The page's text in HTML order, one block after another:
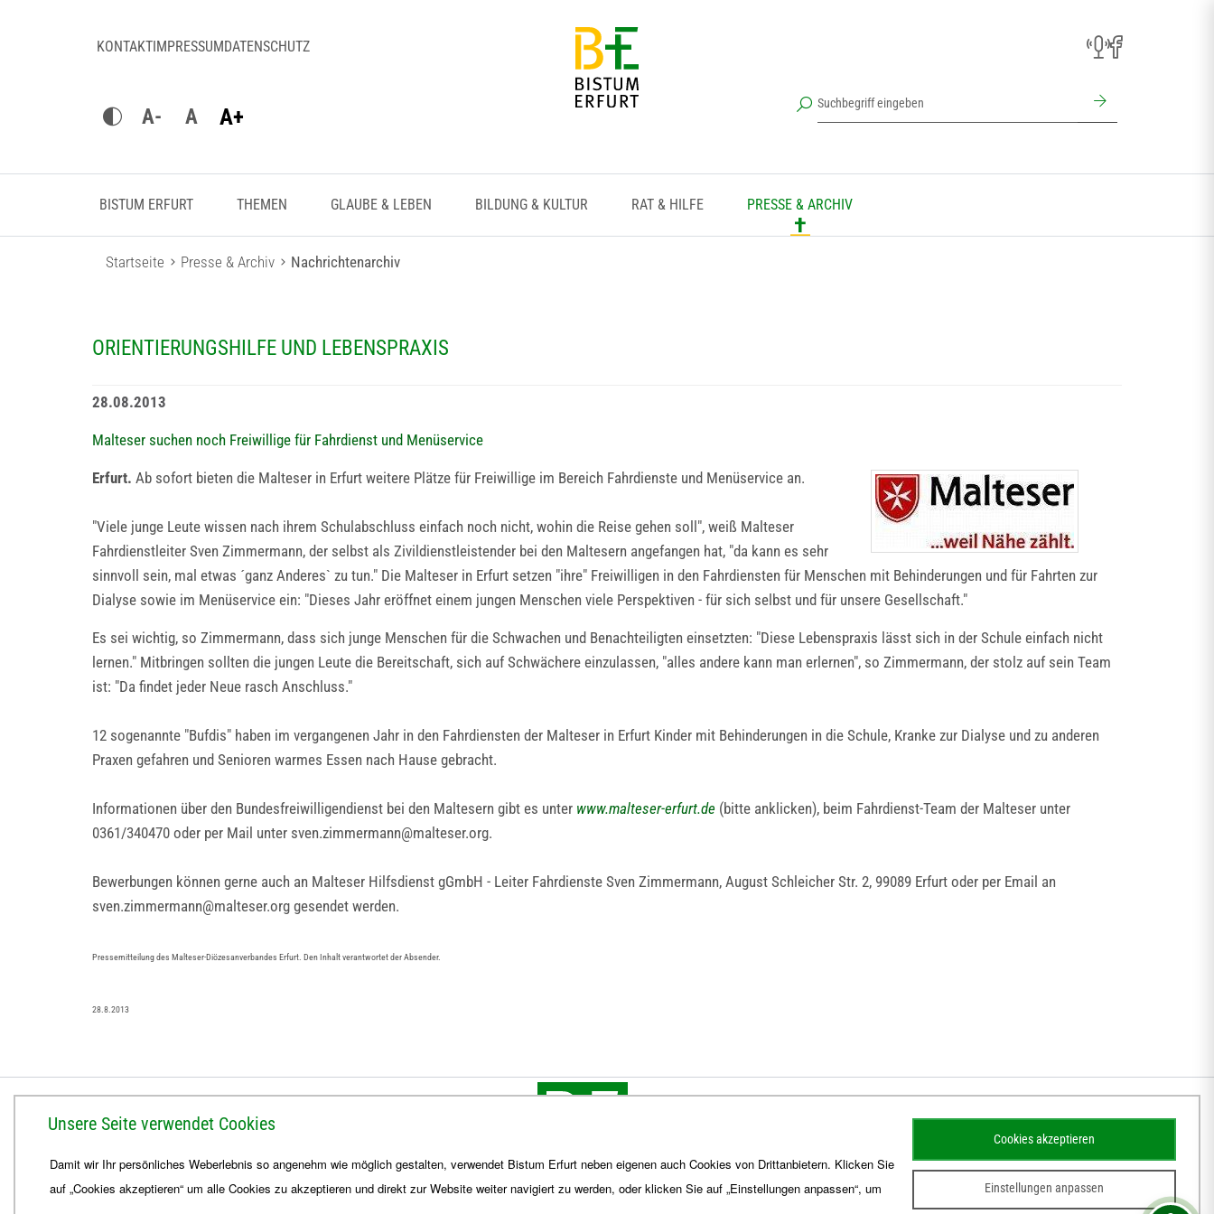
KONTAKTIMPRESSUMDATENSCHUTZ
A- A A+
BISTUM ERFURT THEMEN GLAUBE & LEBEN BILDUNG & KULTUR RAT & HILFE PRESSE & ARCHIV
Startseite Presse & Archiv Nachrichtenarchiv
ORIENTIERUNGSHILFE UND LEBENSPRAXIS
28.08.2013
Malteser suchen noch Freiwillige für Fahrdienst und Menüservice
Erfurt. Ab sofort bieten die Malteser in Erfurt weitere Plätze für Freiwillige im Bereich Fahrdienste und Menüservice an.
"Viele junge Leute wissen nach ihrem Schulabschluss einfach noch nicht, wohin die Reise gehen soll", weiß Malteser
Fahrdienstleiter Sven Zimmermann, der selbst als Zivildienstleistender bei den Maltesern angefangen hat, "da kann es sehr
sinnvoll sein, mal etwas ´ganz Anderes` zu tun." Die Malteser in Erfurt setzen "ihre" Freiwilligen in den Fahrdiensten für Menschen mit Behinderungen und für Fahrten zur
Dialyse sowie im Menüservice ein: "Dieses Jahr eröffnet einem jungen Menschen viele Perspektiven - für sich selbst und für unsere Gesellschaft."
Es sei wichtig, so Zimmermann, dass sich junge Menschen für die Schwachen und Benachteiligten einsetzten: "Diese Lebenspraxis lässt sich in der Schule einfach nicht
lernen." Mitbringen sollten die jungen Leute die Bereitschaft, sich auf Schwächere einzulassen, "alles andere kann man erlernen", so Zimmermann, der stolz auf sein Team
ist: "Da findet jeder Neue rasch Anschluss."
12 sogenannte "Bufdis" haben im vergangenen Jahr in den Fahrdiensten der Malteser in Erfurt Kinder mit Behinderungen in die Schule, Kranke zur Dialyse und zu anderen
Praxen gefahren und Senioren warmes Essen nach Hause gebracht.
Informationen über den Bundesfreiwilligendienst bei den Maltesern gibt es unter www.malteser-erfurt.de (bitte anklicken), beim Fahrdienst-Team der Malteser unter
0361/340470 oder per Mail unter sven.zimmermann@malteser.org.
Bewerbungen können gerne auch an Malteser Hilfsdienst gGmbH - Leiter Fahrdienste Sven Zimmermann, August Schleicher Str. 2, 99089 Erfurt oder per Email an
sven.zimmermann@malteser.org gesendet werden.
Pressemitteilung des Malteser-Diözesanverbandes Erfurt. Den Inhalt verantwortet der Absender.
28.8.2013
BISTUM ERFURT
Bischöfliches Ordinariat
Herrmannsplatz 9, 99084 Erfurt
Unsere Seite verwendet Cookies
Damit wir Ihr persönliches Weberlebnis so angenehm wie möglich gestalten, verwendet Bistum Erfurt neben eigenen auch Cookies von Drittanbietern. Klicken Sie
auf „Cookies akzeptieren“ um alle Cookies zu akzeptieren und direkt zur Website weiter navigiert zu werden, oder klicken Sie auf „Einstellungen anpassen“, um
Einstellungen anpassen
Cookies akzeptieren